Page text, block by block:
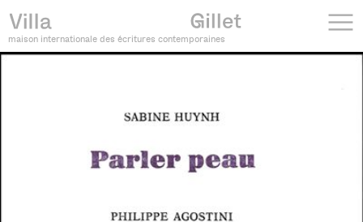
maison internationale des écritures contemporaines